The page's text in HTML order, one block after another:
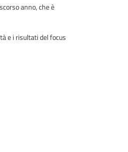
anno, che è
e i risultati del focus